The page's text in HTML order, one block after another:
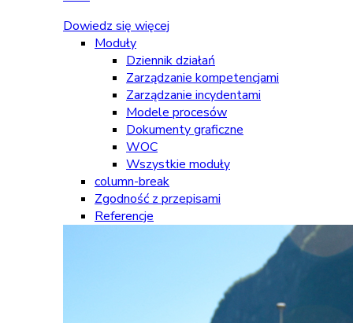
Dowiedz się więcej
Moduły
Dziennik działań
Zarządzanie kompetencjami
Zarządzanie incydentami
Modele procesów
Dokumenty graficzne
WOC
Wszystkie moduły
column-break
Zgodność z przepisami
Referencje